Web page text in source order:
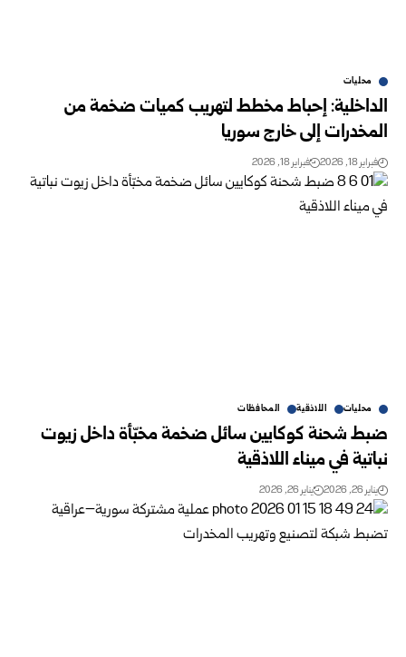
محليات
الداخلية: إحباط مخطط لتهريب كميات ضخمة من
المخدرات إلى خارج سوريا
فبراير 18, 2026 فبراير 18, 2026
محليات اللاذقية المحافظات
ضبط شحنة كوكايين سائل ضخمة مخبّأة داخل زيوت
نباتية في ميناء اللاذقية
يناير 26, 2026 يناير 26, 2026